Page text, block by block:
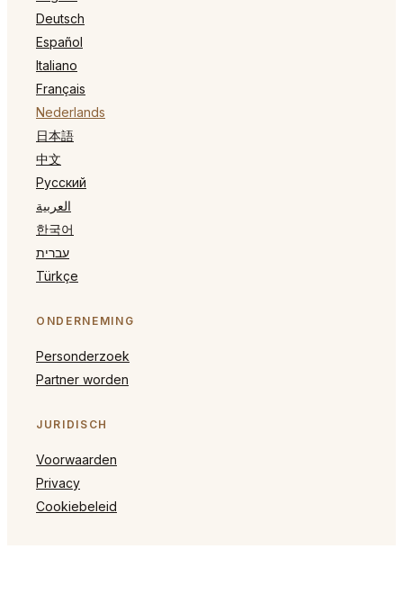
Deutsch
Español
Italiano
Français
Nederlands
日本語
中文
Русский
العربية
한국어
עברית
Türkçe
ONDERNEMING
Personderzoek
Partner worden
JURIDISCH
Voorwaarden
Privacy
Cookiebeleid